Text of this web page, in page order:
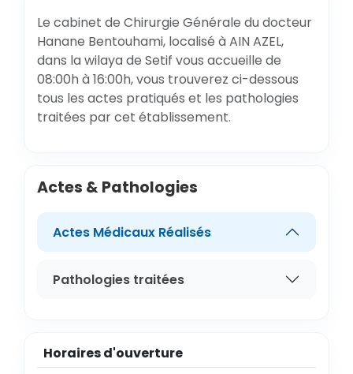
Le cabinet de Chirurgie Générale du docteur
Hanane Bentouhami, localisé à AIN AZEL,
dans la wilaya de Setif vous accueille de
08:00h à 16:00h, vous trouverez ci-dessous
tous les actes pratiqués et les pathologies
traitées par cet établissement.
Actes & Pathologies
Actes Médicaux Réalisés
Pathologies traitées
Horaires d'ouverture